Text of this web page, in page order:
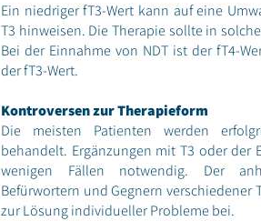
Ein niedriger fT3-Wert kann auf eine
T3 hinweisen. Die Therapie sollte in
Bei der Einnahme von NDT ist der fT4-
der fT3-Wert.
Kontroversen zur Therapieform
Die meisten Patienten werden
behandelt. Ergänzungen mit T3 oder der
wenigen Fällen notwendig. Der
Befürwortern und Gegnern verschiedener
zur Lösung individueller Probleme bei.